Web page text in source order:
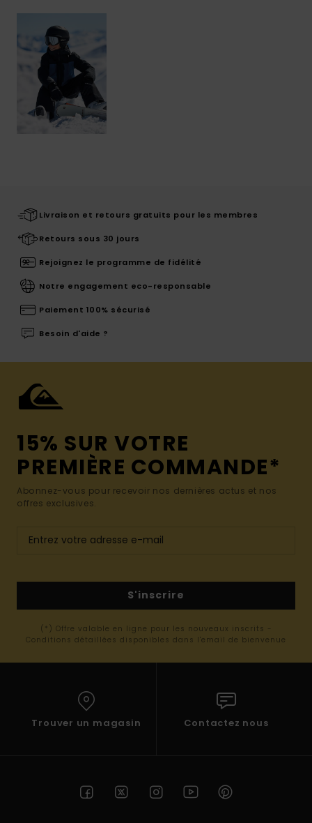
Livraison et retours gratuits pour les membres
Retours sous 30 jours
Rejoignez le programme de fidélité
Notre engagement eco-responsable
Paiement 100% sécurisé
Besoin d'aide ?
15% SUR VOTRE
PREMIÈRE COMMANDE*
Abonnez-vous pour recevoir nos dernières actus et nos
offres exclusives.
S'inscrire
(*) Offre valable en ligne pour les nouveaux inscrits -
Conditions détaillées disponibles dans l'email de bienvenue
Trouver un magasin Contactez nous